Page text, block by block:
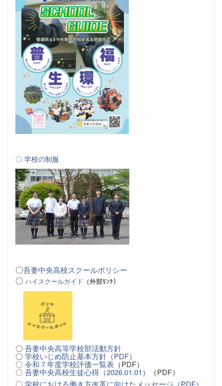
〇 学校の制服
〇吾妻中央高校スクールポリシー
〇 ハイスクールガイド （外部ﾘﾝｸ）
〇吾妻中央高等学校部活動方針
〇学校いじめ防止基本方針（PDF）
〇令和７年度学校評価一覧表 （PDF）
〇吾妻中央高校生徒心得（2026.01.01）
（PDF）
〇学校における働き方改革に向けたメッセージ（PDF）